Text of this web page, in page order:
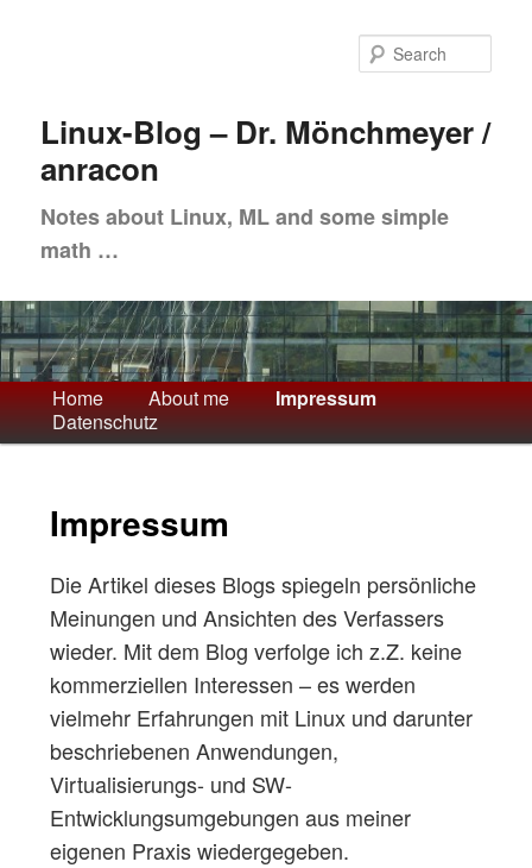
contentLinux-Blog – Dr. Mönchmeyer /
anracon
Notes about Linux, ML and some simple
math …
Main
menu
Home About me
Impressum
Datenschutz
Impressum
Die Artikel dieses Blogs spiegeln persönliche
Meinungen und Ansichten des Verfassers
wieder. Mit dem Blog verfolge ich z.Z. keine
kommerziellen Interessen – es werden
vielmehr Erfahrungen mit Linux und darunter
beschriebenen Anwendungen,
Virtualisierungs- und SW-
Entwicklungsumgebungen aus meiner
eigenen Praxis wiedergegeben.